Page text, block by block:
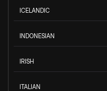
ICELANDIC
INDONESIAN
IRISH
ITALIAN